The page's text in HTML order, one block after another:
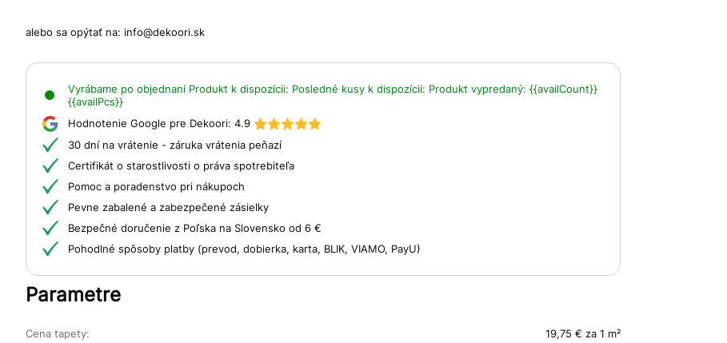
alebo sa opýtať na: info@dekoori.sk
Vyrábame po objednaní Produkt k dispozícii: Posledné kusy k dispozícii: Produkt vypredaný: {{availCount}}
{{availPcs}}
Hodnotenie Google pre Dekoori: 4.9
30 dní na vrátenie - záruka vrátenia peňazí
Certifikát o starostlivosti o práva spotrebiteľa
Pomoc a poradenstvo pri nákupoch
Pevne zabalené a zabezpečené zásielky
Bezpečné doručenie z Poľska na Slovensko od 6 €
Pohodlné spôsoby platby (prevod, dobierka, karta, BLIK, VIAMO, PayU)
Parametre
Cena tapety:
19,75 € za 1 m²